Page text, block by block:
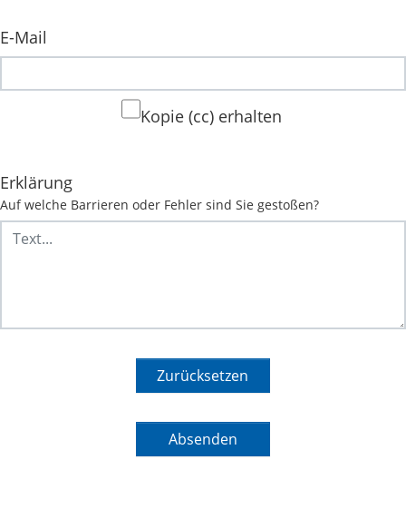
E-Mail
Kopie (cc) erhalten
Erklärung
Auf welche Barrieren oder Fehler sind Sie gestoßen?